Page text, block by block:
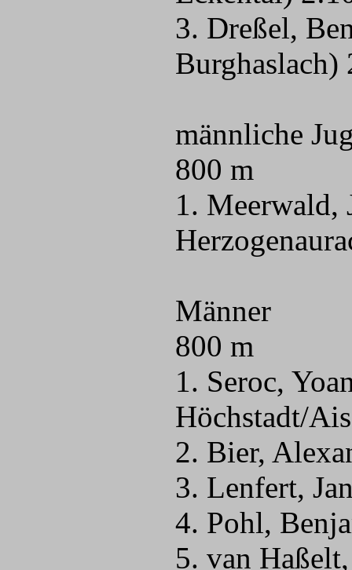
3. Dreßel,
Burghaslach)
männliche
800 m
1. Meerwald,
Männer
800 m
1. Seroc,
Höchstadt/
2. Bier,
3. Lenfert,
4. Pohl,
5. van